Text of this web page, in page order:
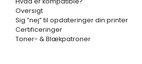
Oversigt
Sig ”nej” til opdateringer din printer
Certificeringer
Toner- & Blækpatroner